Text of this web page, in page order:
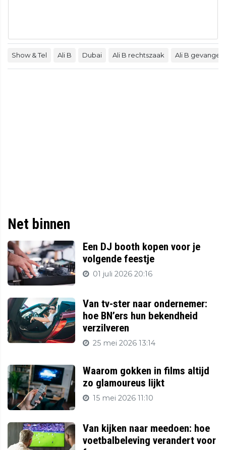
Show & Tel Ali B Dubai Ali B rechtszaak Ali B
Net binnen
Een DJ booth kopen voor je
volgende feestje
01 juli 2026 20:16
Van tv-ster naar ondernemer:
hoe BN’ers hun bekendheid
verzilveren
25 mei 2026 13:14
Waarom gokken in films altijd
zo glamoureus lijkt
15 mei 2026 11:10
Van kijken naar meedoen: hoe
voetbalbeleving verandert voor